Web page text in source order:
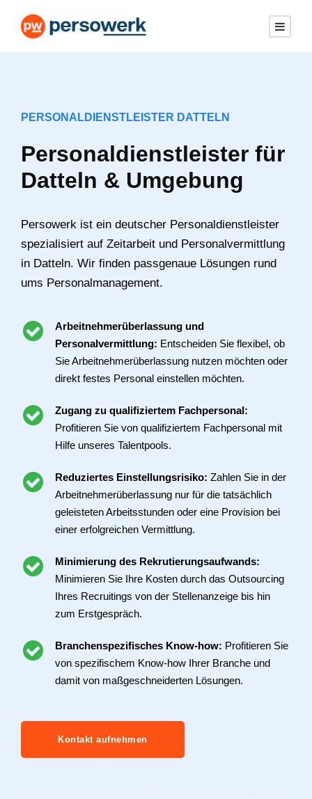
PERSONALDIENSTLEISTER DATTELN
Personaldienstleister für
Datteln & Umgebung
Persowerk ist ein deutscher Personaldienstleister
spezialisiert auf Zeitarbeit und Personalvermittlung
in Datteln. Wir finden passgenaue Lösungen rund
ums Personalmanagement.
Arbeitnehmerüberlassung und
Personalvermittlung: Entscheiden Sie flexibel, ob
Sie Arbeitnehmerüberlassung nutzen möchten oder
direkt festes Personal einstellen möchten.
Zugang zu qualifiziertem Fachpersonal:
Profitieren Sie von qualifiziertem Fachpersonal mit
Hilfe unseres Talentpools.
Reduziertes Einstellungsrisiko: Zahlen Sie in der
Arbeitnehmerüberlassung nur für die tatsächlich
geleisteten Arbeitsstunden oder eine Provision bei
einer erfolgreichen Vermittlung.
Minimierung des Rekrutierungsaufwands:
Minimieren Sie Ihre Kosten durch das Outsourcing
Ihres Recruitings von der Stellenanzeige bis hin
zum Erstgespräch.
Branchenspezifisches Know-how: Profitieren Sie
von spezifischem Know-how Ihrer Branche und
damit von maßgeschneiderten Lösungen.
Kontakt aufnehmen